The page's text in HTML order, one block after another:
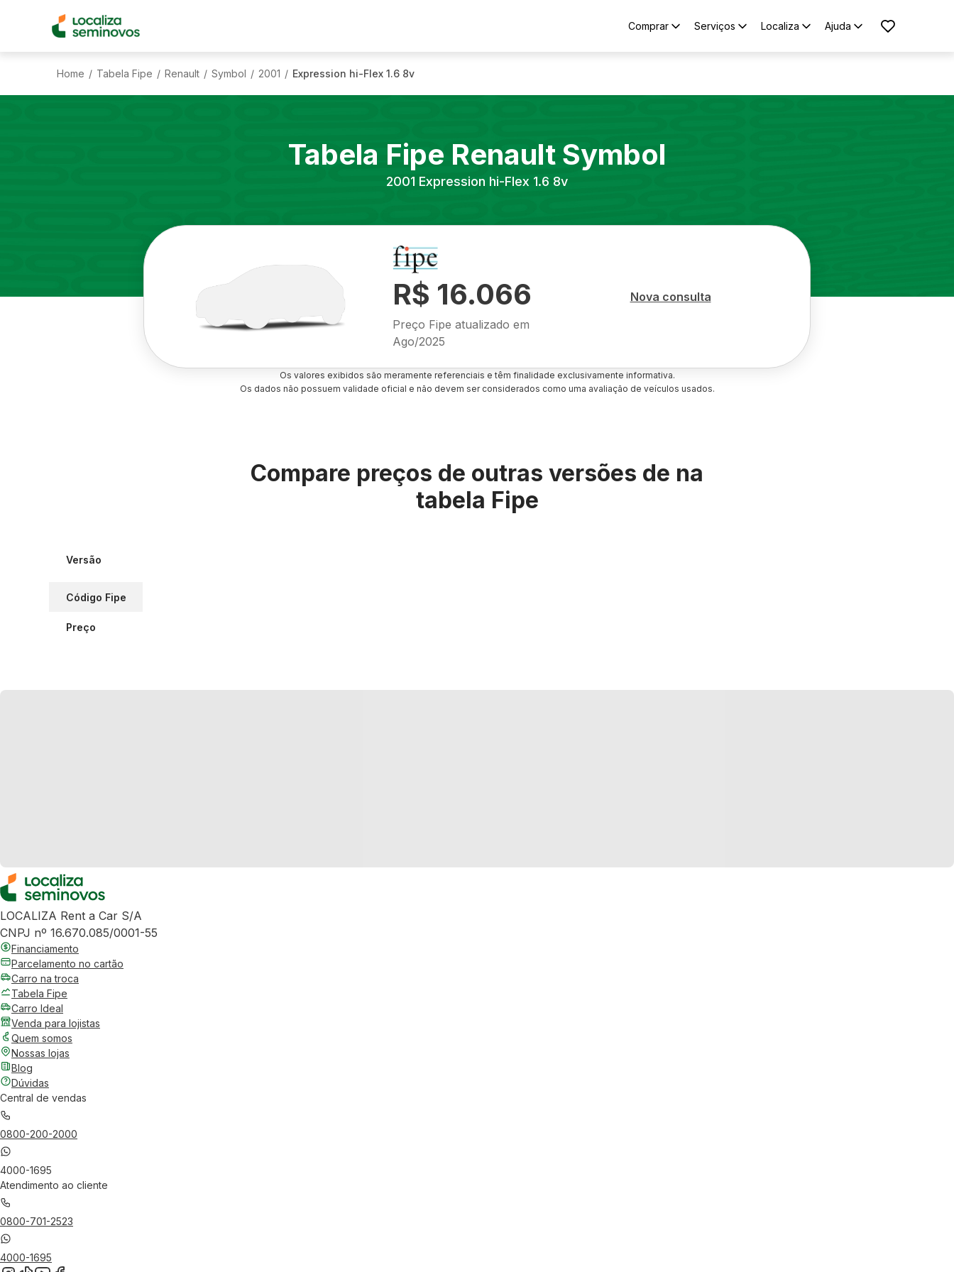
Comprar Serviços Localiza Ajuda
Home / Tabela Fipe / Renault / Symbol / 2001 / Expression hi-Flex 1.6 8v
Tabela Fipe Renault Symbol
2001 Expression hi-Flex 1.6 8v
R$ 16.066
Preço Fipe atualizado em
Ago/2025
Nova consulta
Os valores exibidos são meramente referenciais e têm finalidade exclusivamente informativa.
Os dados não possuem validade oficial e não devem ser considerados como uma avaliação de veículos usados.
Compare preços de outras versões de na
tabela Fipe
Versão
Código Fipe
Preço
LOCALIZA Rent a Car S/A
CNPJ nº 16.670.085/0001-55
Financiamento
Parcelamento no cartão
Carro na troca
Tabela Fipe
Carro Ideal
Venda para lojistas
Quem somos
Nossas lojas
Blog
Dúvidas
Central de vendas
0800-200-2000
4000-1695
Atendimento ao cliente
0800-701-2523
4000-1695